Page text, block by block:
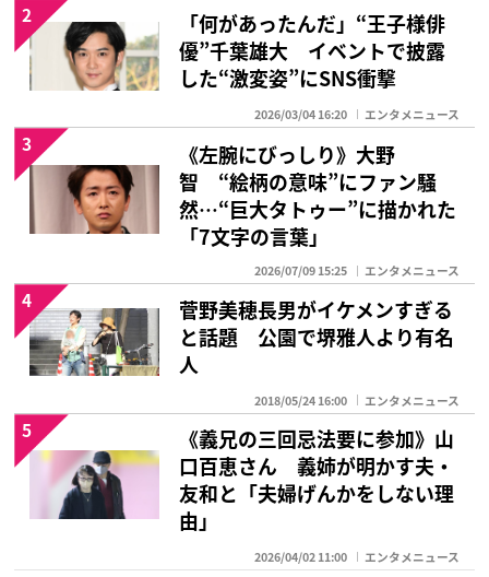
「何があったんだ」“王子様俳
優”千葉雄大 イベントで披露
した“激変姿”にSNS衝撃
2026/03/04 16:20 エンタメニュース
2
《左腕にびっしり》大野
智 “絵柄の意味”にファン騒
然…“巨大タトゥー”に描かれた
「7文字の言葉」
2026/07/09 15:25 エンタメニュース
3
菅野美穂長男がイケメンすぎる
と話題 公園で堺雅人より有名
人
2018/05/24 16:00 エンタメニュース
4
《義兄の三回忌法要に参加》山
口百恵さん 義姉が明かす夫・
友和と「夫婦げんかをしない理
由」
2026/04/02 11:00 エンタメニュース
5